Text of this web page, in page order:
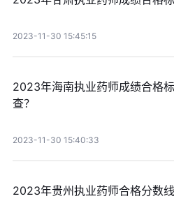
2023-11-30 15:45:15
2023年海南执业药师成绩合格
查？
2023-11-30 15:40:33
2023年贵州执业药师合格分数